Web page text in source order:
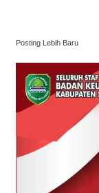
Posting Lebih Baru